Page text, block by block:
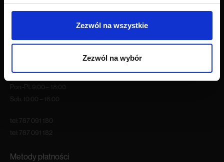
Zezwól na wszystkie
Zezwól na wybór
Kontakt
Pon.-Pt. 9:00 – 18:00
Sob. 10:00 – 16:00
tel: 787 091 180
tel: 787 091 182
Metody płatności